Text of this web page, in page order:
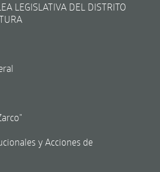
LEGISLATIVA DEL DISTRITO
y Acciones de